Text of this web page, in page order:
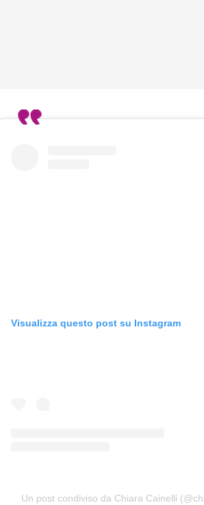
Visualizza questo post su Instagram
Un post condiviso da Chiara Cainelli